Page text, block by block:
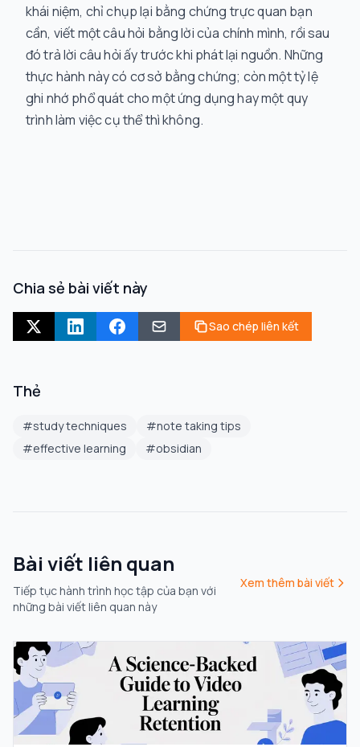
khái niệm, chỉ chụp lại bằng chứng trực quan bạn
cần, viết một câu hỏi bằng lời của chính mình, rồi sau
đó trả lời câu hỏi ấy trước khi phát lại nguồn. Những
thực hành này có cơ sở bằng chứng; còn một tỷ lệ
ghi nhớ phổ quát cho một ứng dụng hay một quy
trình làm việc cụ thể thì không.
Chia sẻ bài viết này
Sao chép liên kết
Thẻ
#study techniques #note taking tips
#effective learning #obsidian
Bài viết liên quan
Tiếp tục hành trình học tập của bạn với
những bài viết liên quan này
Xem thêm bài viết